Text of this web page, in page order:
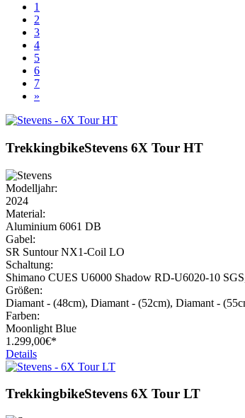
1
2
3
4
5
6
7
»
TrekkingbikeStevens 6X Tour HT
Modelljahr:
2024
Material:
Aluminium 6061 DB
Gabel:
SR Suntour NX1-Coil LO
Schaltung:
Shimano CUES U6000 Shadow RD-U6020-10
Größen:
Diamant - (48cm), Diamant - (52cm), Diamant -
Farben:
Moonlight Blue
1.299,00€*
Details
TrekkingbikeStevens 6X Tour LT